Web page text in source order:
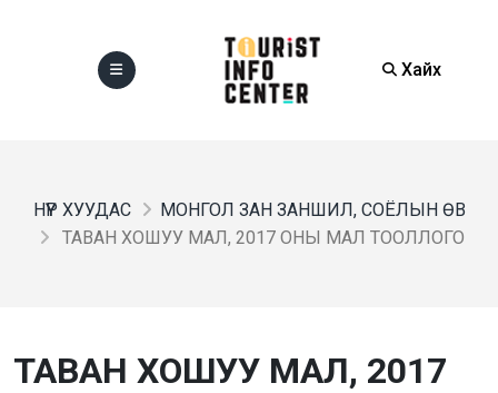
Хайх
НҮҮР ХУУДАС
МОНГОЛ ЗАН ЗАНШИЛ, СОЁЛЫН ӨВ
ТАВАН ХОШУУ МАЛ, 2017 ОНЫ МАЛ ТООЛЛОГО
ТАВАН ХОШУУ МАЛ, 2017